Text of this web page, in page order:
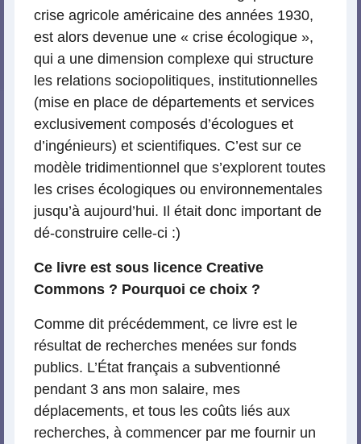
crise agricole américaine des années 1930,
est alors devenue une « crise écologique »,
qui a une dimension complexe qui structure
les relations sociopolitiques, institutionnelles
(mise en place de départements et services
exclusivement composés d’écologues et
d’ingénieurs) et scientifiques. C’est sur ce
modèle tridimentionnel que s’explorent toutes
les crises écologiques ou environnementales
jusqu’à aujourd’hui. Il était donc important de
dé-construire celle-ci :)
Ce livre est sous licence Creative
Commons ? Pourquoi ce choix ?
Comme dit précédemment, ce livre est le
résultat de recherches menées sur fonds
publics. L’État français a subventionné
pendant 3 ans mon salaire, mes
déplacements, et tous les coûts liés aux
recherches, à commencer par me fournir un